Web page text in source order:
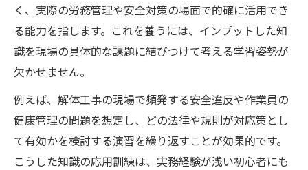
く、実際の労務管理や安全対策の場面で的確に活用でき
る能力を指します。これを養うには、インプットした知
識を現場の具体的な課題に結びつけて考える学習姿勢が
欠かせません。
例えば、解体工事の現場で頻発する安全違反や作業員の
健康管理の問題を想定し、どの法律や規則が対応策とし
て有効かを検討する演習を繰り返すことが効果的です。
こうした知識の応用訓練は、実務経験が浅い初心者にも